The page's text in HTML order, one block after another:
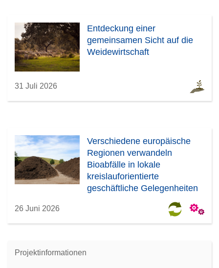
Entdeckung einer
gemeinsamen Sicht auf die
Weidewirtschaft
31 Juli 2026
Verschiedene europäische
Regionen verwandeln
Bioabfälle in lokale
kreislauforientierte
geschäftliche Gelegenheiten
26 Juni 2026
Projektinformationen